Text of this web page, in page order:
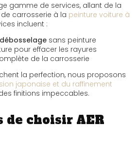
gamme de services, allant de la
carrosserie à la peinture voiture à
incluent :
sans peinture
pour effacer les rayures
de la carrosserie
la perfection, nous proposons
japonaise et du raffinement
finitions impeccables.
de choisir AER